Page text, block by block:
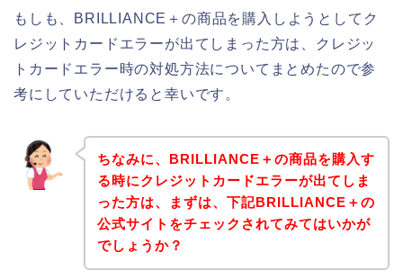
もしも、BRILLIANCE＋の商品を購入しようとしてク
レジットカードエラーが出てしまった方は、クレジッ
トカードエラー時の対処方法についてまとめたので参
考にしていただけると幸いです。
ちなみに、BRILLIANCE＋の商品を購入す
る時にクレジットカードエラーが出てしま
った方は、まずは、下記BRILLIANCE＋の
公式サイトをチェックされてみてはいかが
でしょうか？